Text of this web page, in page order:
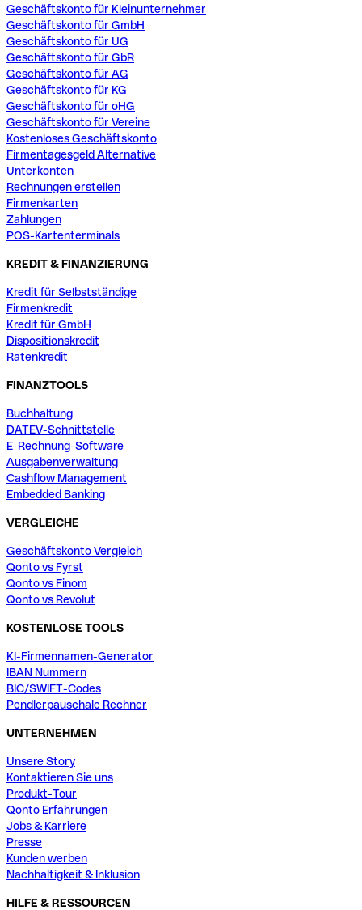
Geschäftskonto für Kleinunternehmer
Geschäftskonto für GmbH
Geschäftskonto für UG
Geschäftskonto für GbR
Geschäftskonto für AG
Geschäftskonto für KG
Geschäftskonto für oHG
Geschäftskonto für Vereine
Kostenloses Geschäftskonto
Firmentagesgeld Alternative
Unterkonten
Rechnungen erstellen
Firmenkarten
Zahlungen
POS-Kartenterminals
KREDIT & FINANZIERUNG
Kredit für Selbstständige
Firmenkredit
Kredit für GmbH
Dispositionskredit
Ratenkredit
FINANZTOOLS
Buchhaltung
DATEV-Schnittstelle
E-Rechnung-Software
Ausgabenverwaltung
Cashflow Management
Embedded Banking
VERGLEICHE
Geschäftskonto Vergleich
Qonto vs Fyrst
Qonto vs Finom
Qonto vs Revolut
KOSTENLOSE TOOLS
KI-Firmennamen-Generator
IBAN Nummern
BIC/SWIFT-Codes
Pendlerpauschale Rechner
UNTERNEHMEN
Unsere Story
Kontaktieren Sie uns
Produkt-Tour
Qonto Erfahrungen
Jobs & Karriere
Presse
Kunden werben
Nachhaltigkeit & Inklusion
HILFE & RESSOURCEN